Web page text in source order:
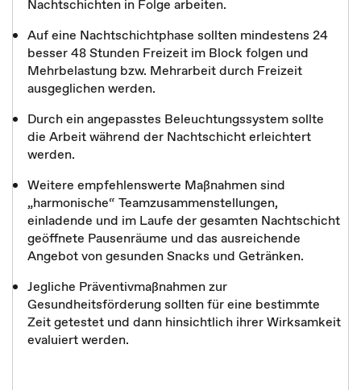
Nachtschichten in Folge arbeiten.
Auf eine Nachtschichtphase sollten mindestens 24
besser 48 Stunden Freizeit im Block folgen und
Mehrbelastung bzw. Mehrarbeit durch Freizeit
ausgeglichen werden.
Durch ein angepasstes Beleuchtungssystem sollte
die Arbeit während der Nachtschicht erleichtert
werden.
Weitere empfehlenswerte Maßnahmen sind
„harmonische“ Teamzusammenstellungen,
einladende und im Laufe der gesamten Nachtschicht
geöffnete Pausenräume und das ausreichende
Angebot von gesunden Snacks und Getränken.
Jegliche Präventivmaßnahmen zur
Gesundheitsförderung sollten für eine bestimmte
Zeit getestet und dann hinsichtlich ihrer Wirksamkeit
evaluiert werden.